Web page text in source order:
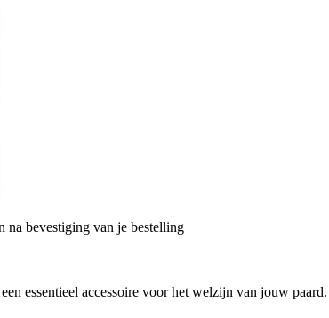
na bevestiging van je bestelling
essentieel accessoire voor het welzijn van jouw